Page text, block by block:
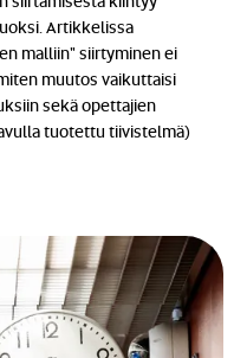
Artikkelissa
malliin" siirtyminen ei
muutos vaikuttaisi
sekä opettajien
tuotettu tiivistelmä)